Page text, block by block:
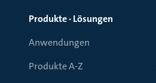
Produkte · Lösungen
Anwendungen
Produkte A-Z